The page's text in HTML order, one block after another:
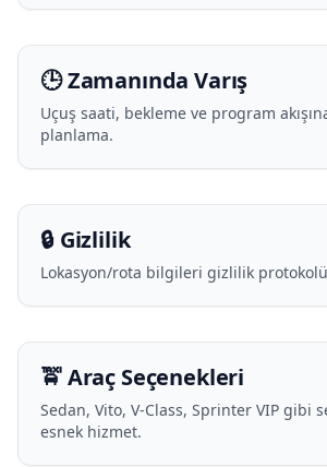
🕒 Zamanında Varış
Uçuş saati, bekleme ve program
planlama.
🔒 Gizlilik
Lokasyon/rota bilgileri gizlilik
🚖 Araç Seçenekleri
Sedan, Vito, V-Class, Sprinter VIP gibi
esnek hizmet.